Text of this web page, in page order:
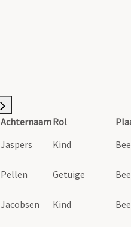
AchternaamRol
Jaspers Kind
Pellen Getuige
Jacobsen Kind